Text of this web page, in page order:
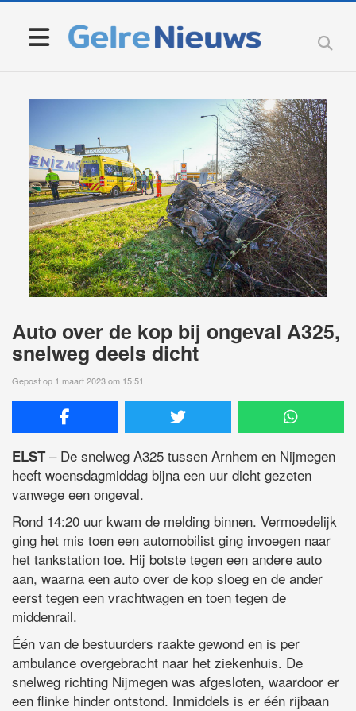
Auto over de kop bij ongeval A325,
snelweg deels dicht
Gepost op 1 maart 2023 om 15:51
ELST– De snelweg A325 tussen Arnhem en Nijmegen
heeft woensdagmiddag bijna een uur dicht gezeten
vanwege een ongeval.
Rond 14:20 uur kwam de melding binnen. Vermoedelijk
ging het mis toen een automobilist ging invoegen naar
het tankstation toe. Hij botste tegen een andere auto
aan, waarna een auto over de kop sloeg en de ander
eerst tegen een vrachtwagen en toen tegen de
middenrail.
Één van de bestuurders raakte gewond en is per
ambulance overgebracht naar het ziekenhuis. De
snelweg richting Nijmegen was afgesloten, waardoor er
een flinke hinder ontstond. Inmiddels is er één rijbaan